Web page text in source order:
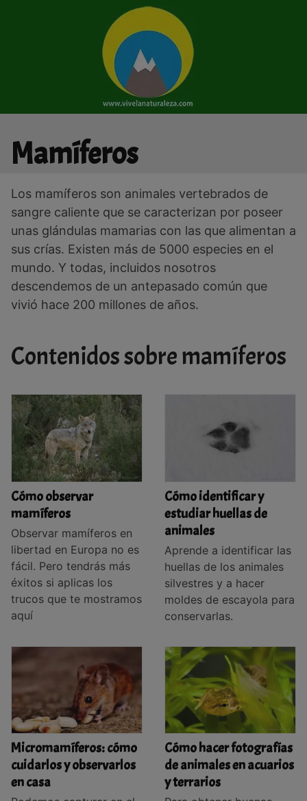
Mamíferos
Los mamíferos son animales vertebrados de
sangre caliente que se caracterizan por poseer
unas glándulas mamarias con las que alimentan a
sus crías. Existen más de 5000 especies en el
mundo. Y todas, incluidos nosotros
descendemos de un antepasado común que
vivió hace 200 millones de años.
Contenidos sobre mamíferos
Cómo observar
mamíferos
Observar mamíferos en
libertad en Europa no es
fácil. Pero tendrás más
éxitos si aplicas los
trucos que te mostramos
aquí
Cómo identificar y
estudiar huellas de
animales
Aprende a identificar las
huellas de los animales
silvestres y a hacer
moldes de escayola para
conservarlas.
Micromamíferos: cómo
cuidarlos y observarlos
en casa
Cómo hacer fotografías
de animales en acuarios
y terrarios